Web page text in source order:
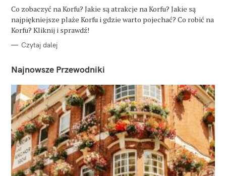
O
R
I
Co zobaczyć na Korfu? Jakie są atrakcje na Korfu? Jakie są
najpiękniejsze plaże Korfu i gdzie warto pojechać? Co robić na
Korfu? Kliknij i sprawdź!
Czytaj dalej
Najnowsze Przewodniki